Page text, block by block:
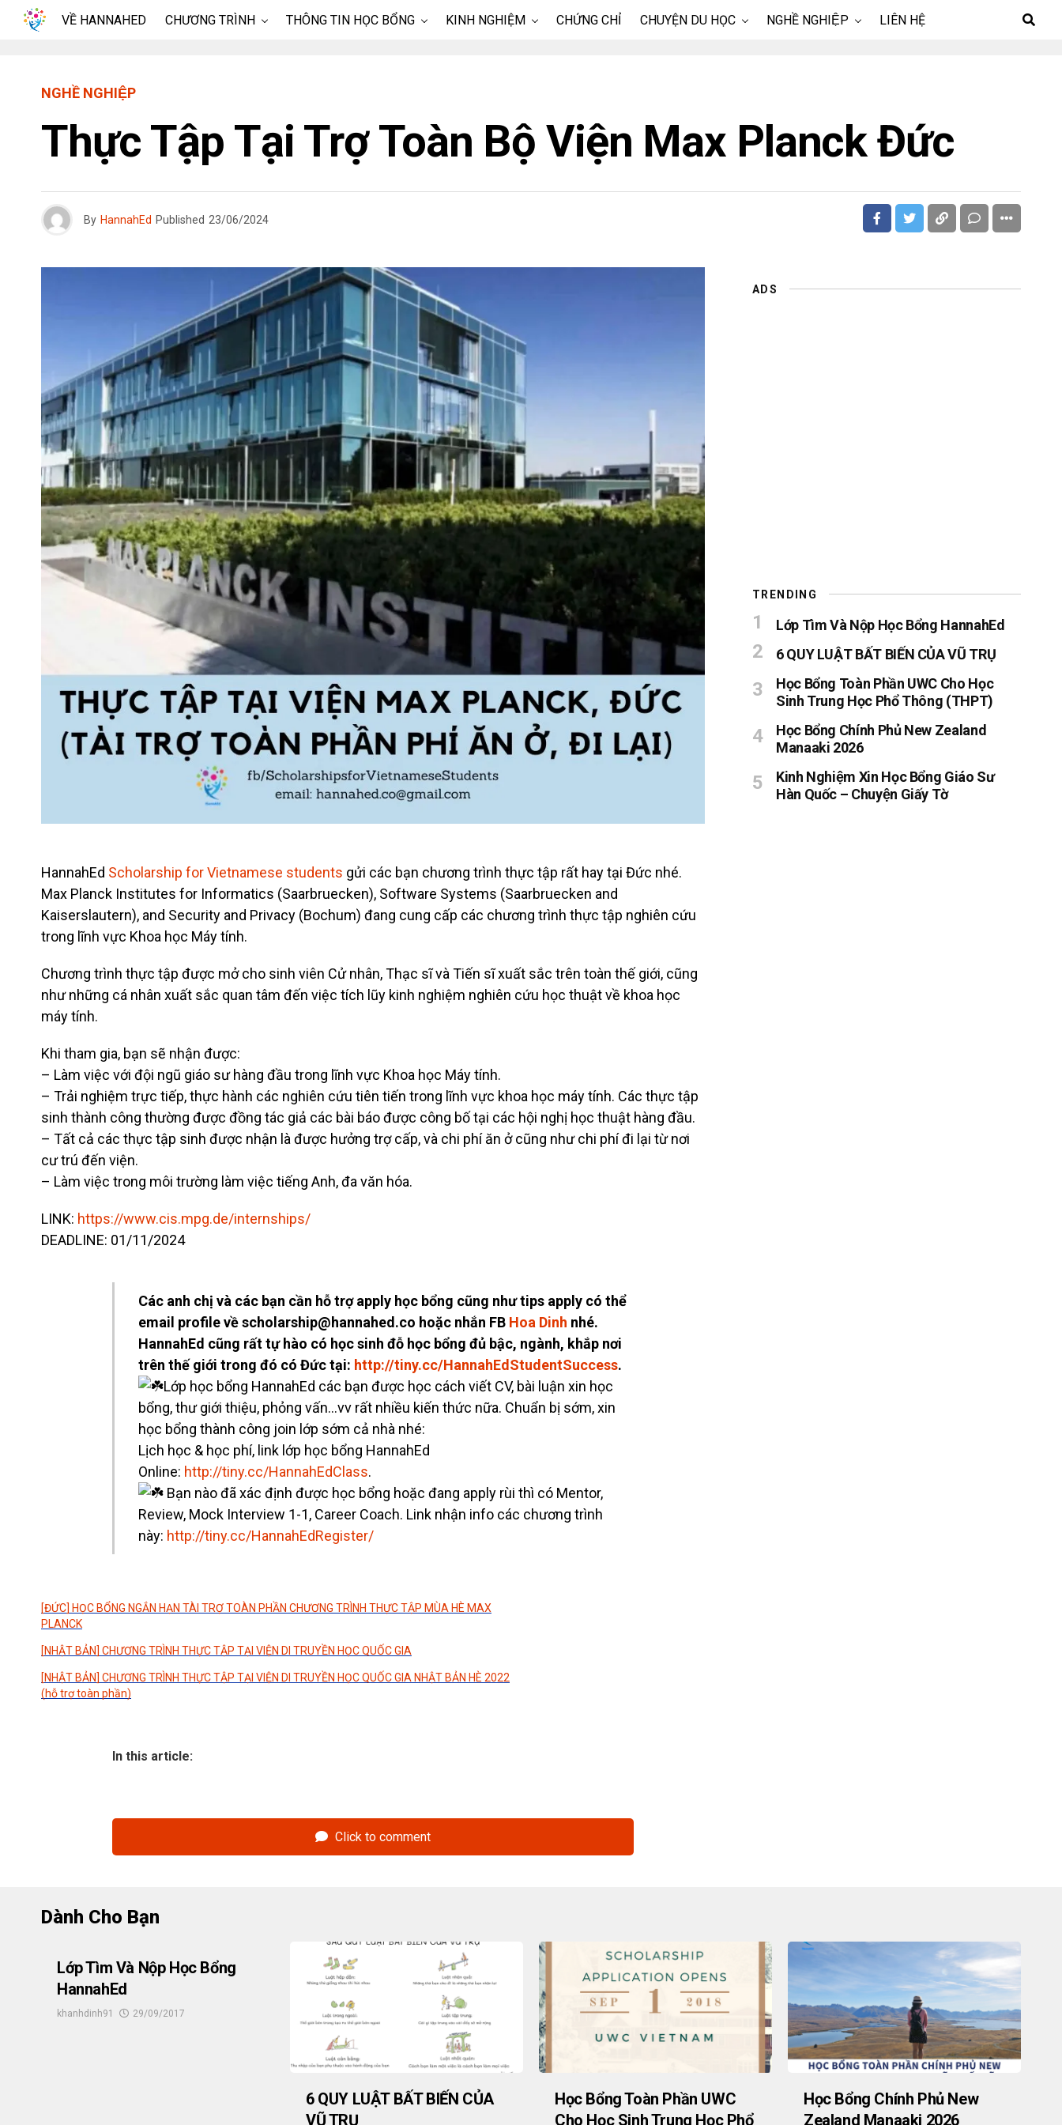
VỀ HANNAHED CHƯƠNG TRÌNH THÔNG TIN HỌC BỔNG KINH NGHIỆM CHỨNG CHỈ CHUYỆN DU HỌC NGHỀ NGHIỆP LIÊN HỆ
NGHỀ NGHIỆP
Thực Tập Tại Trợ Toàn Bộ Viện Max Planck Đức
By HannahEd Published 23/06/2024
HannahEd Scholarship for Vietnamese students gửi các bạn chương trình thực tập rất hay tại Đức nhé.
Max Planck Institutes for Informatics (Saarbruecken), Software Systems (Saarbruecken and
Kaiserslautern), and Security and Privacy (Bochum) đang cung cấp các chương trình thực tập nghiên cứu
trong lĩnh vực Khoa học Máy tính.
Chương trình thực tập được mở cho sinh viên Cử nhân, Thạc sĩ và Tiến sĩ xuất sắc trên toàn thế giới, cũng
như những cá nhân xuất sắc quan tâm đến việc tích lũy kinh nghiệm nghiên cứu học thuật về khoa học
máy tính.
Khi tham gia, bạn sẽ nhận được:
– Làm việc với đội ngũ giáo sư hàng đầu trong lĩnh vực Khoa học Máy tính.
– Trải nghiệm trực tiếp, thực hành các nghiên cứu tiên tiến trong lĩnh vực khoa học máy tính. Các thực tập
sinh thành công thường được đồng tác giả các bài báo được công bố tại các hội nghị học thuật hàng đầu.
– Tất cả các thực tập sinh được nhận là được hưởng trợ cấp, và chi phí ăn ở cũng như chi phí đi lại từ nơi
cư trú đến viện.
– Làm việc trong môi trường làm việc tiếng Anh, đa văn hóa.
LINK: https://www.cis.mpg.de/internships/
DEADLINE: 01/11/2024
Các anh chị và các bạn cần hỗ trợ apply học bổng cũng như tips apply có thể
email profile về scholarship@hannahed.co hoặc nhắn FB Hoa Dinh nhé.
HannahEd cũng rất tự hào có học sinh đỗ học bổng đủ bậc, ngành, khắp nơi
trên thế giới trong đó có Đức tại: http://tiny.cc/HannahEdStudentSuccess.
Lớp học bổng HannahEd các bạn được học cách viết CV, bài luận xin học
bổng, thư giới thiệu, phỏng vấn…vv rất nhiều kiến thức nữa. Chuẩn bị sớm, xin
học bổng thành công join lớp sớm cả nhà nhé:
Lịch học & học phí, link lớp học bổng HannahEd
Online: http://tiny.cc/HannahEdClass.
Bạn nào đã xác định được học bổng hoặc đang apply rùi thì có Mentor,
Review, Mock Interview 1-1, Career Coach. Link nhận info các chương trình
này: http://tiny.cc/HannahEdRegister/
[ĐỨC] HỌC BỔNG NGẮN HẠN TÀI TRỢ TOÀN PHẦN CHƯƠNG TRÌNH THỰC TẬP MÙA HÈ MAX
PLANCK
[NHẬT BẢN] CHƯƠNG TRÌNH THỰC TẬP TẠI VIỆN DI TRUYỀN HỌC QUỐC GIA
[NHẬT BẢN] CHƯƠNG TRÌNH THỰC TẬP TẠI VIỆN DI TRUYỀN HỌC QUỐC GIA NHẬT BẢN HÈ 2022
(hỗ trợ toàn phần)
In this article:
Click to comment
ADS
TRENDING
Lớp Tìm Và Nộp Học Bổng HannahEd
6 QUY LUẬT BẤT BIẾN CỦA VŨ TRỤ
Học Bổng Toàn Phần UWC Cho Học
Sinh Trung Học Phổ Thông (THPT)
Học Bổng Chính Phủ New Zealand
Manaaki 2026
Kinh Nghiệm Xin Học Bổng Giáo Sư
Hàn Quốc – Chuyện Giấy Tờ
Dành Cho Bạn
Lớp Tìm Và Nộp Học Bổng
HannahEd
khanhdinh91 29/09/2017
6 QUY LUẬT BẤT BIẾN CỦA
VŨ TRỤ
Học Bổng Toàn Phần UWC
Cho Học Sinh Trung Học Phổ
Học Bổng Chính Phủ New
Zealand Manaaki 2026